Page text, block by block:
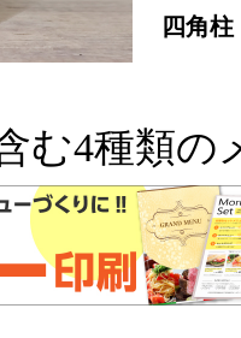
四角
む4種類